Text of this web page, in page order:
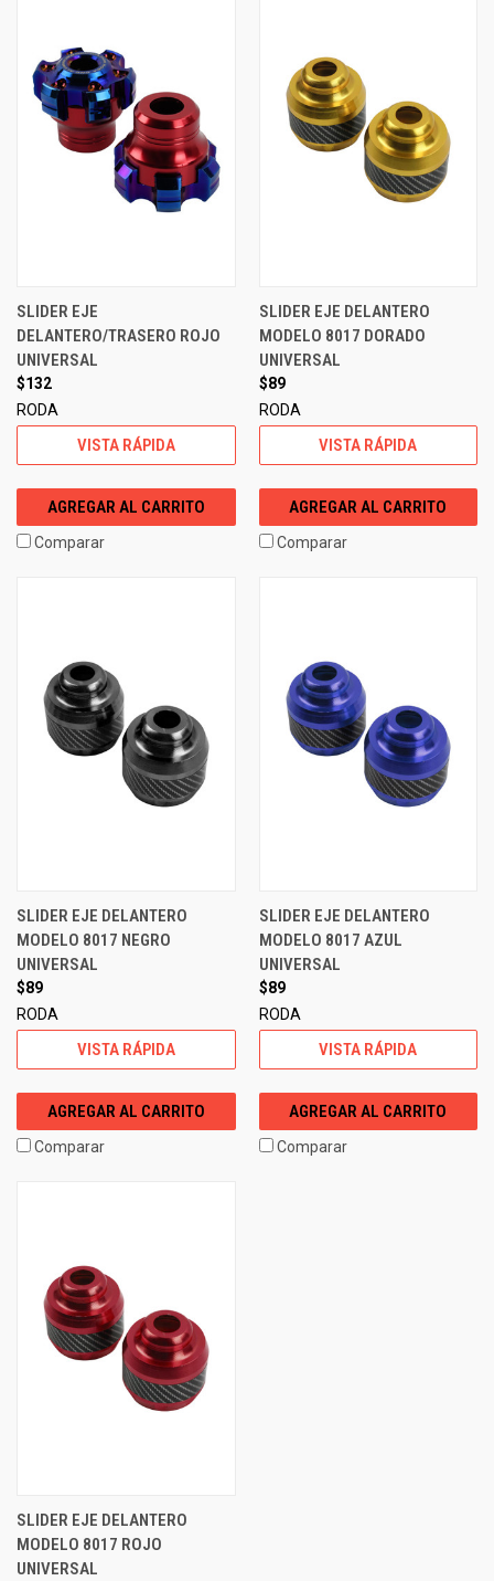
SLIDER EJE
DELANTERO/TRASERO ROJO
UNIVERSAL
$132
RODA
VISTA RÁPIDA
AGREGAR AL CARRITO
Comparar
SLIDER EJE DELANTERO
MODELO 8017 DORADO
UNIVERSAL
$89
RODA
VISTA RÁPIDA
AGREGAR AL CARRITO
Comparar
SLIDER EJE DELANTERO
MODELO 8017 NEGRO
UNIVERSAL
$89
RODA
VISTA RÁPIDA
AGREGAR AL CARRITO
Comparar
SLIDER EJE DELANTERO
MODELO 8017 AZUL
UNIVERSAL
$89
RODA
VISTA RÁPIDA
AGREGAR AL CARRITO
Comparar
SLIDER EJE DELANTERO
MODELO 8017 ROJO
UNIVERSAL